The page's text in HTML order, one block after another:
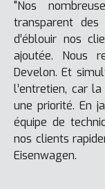
"Nos
transparent
d’éblouir nos
ajoutée. Nous
Develon. Et
l’entretien, car
une priorité. En
équipe de
nos clients
Eisenwagen.